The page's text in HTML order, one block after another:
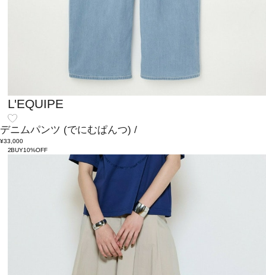
L'EQUIPE
デニムパンツ (でにむぱんつ) /
¥33,000
2BUY10%OFF